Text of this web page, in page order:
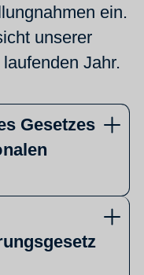
ein.
unserer
Jahr.
Gesetzes